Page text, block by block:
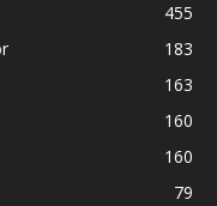
455
183
163
160
160
79